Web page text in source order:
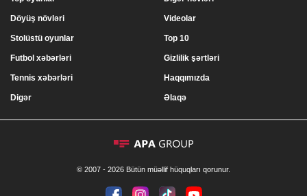
Döyüş növləri
Stolüstü oyunlar
Videolar
Top 10
Futbol xəbərləri
Tennis xəbərləri
Digər
Gizlilik şərtləri
Haqqımızda
Əlaqə
© 2007 - 2026 Bütün müəllif hüquqları qorunur.